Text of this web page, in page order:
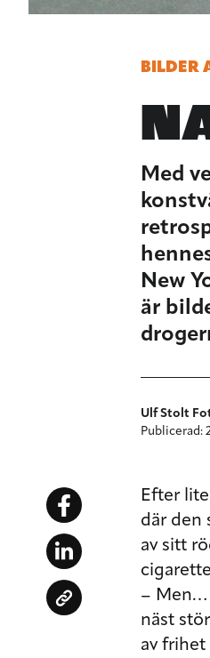
BILDER
Med
New
är
Ulf Stolt
Publicerad:
Efter
där den
av sitt
– Men…
näst
av frihet